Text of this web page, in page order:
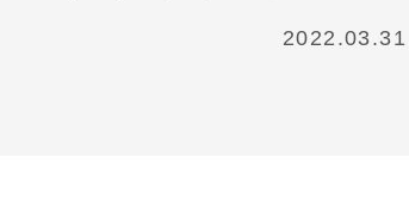
2022.03.31